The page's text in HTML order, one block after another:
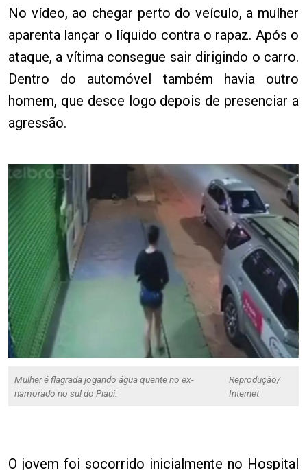
No vídeo, ao chegar perto do veículo, a mulher
aparenta lançar o líquido contra o rapaz. Após o
ataque, a vítima consegue sair dirigindo o carro.
Dentro do automóvel também havia outro
homem, que desce logo depois de presenciar a
agressão.
Mulher é flagrada jogando água quente no ex-
namorado no sul do Piauí.
Reprodução/
Internet
O jovem foi socorrido inicialmente no Hospital